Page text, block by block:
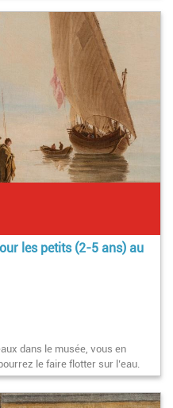
les petits (2-5 ans) au
dans le musée, vous en
le faire flotter sur l’eau.